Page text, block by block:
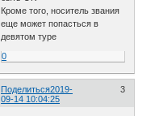
Кроме того, носитель звания
еще может попасться в
девятом туре
0
Поделиться 3
2019-
09-14 10:04:25